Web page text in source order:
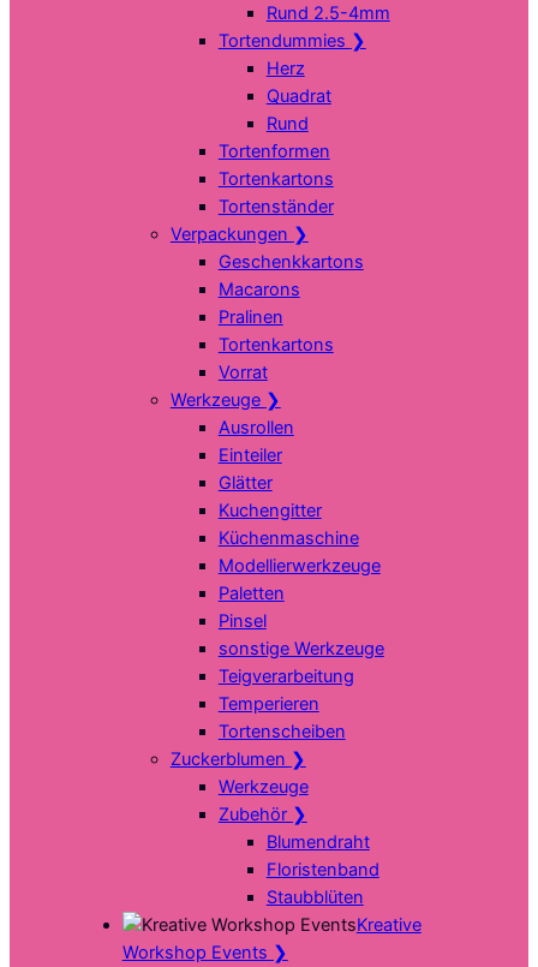
Rund 2.5-4mm
Tortendummies ❯
Herz
Quadrat
Rund
Tortenformen
Tortenkartons
Tortenständer
Verpackungen ❯
Geschenkkartons
Macarons
Pralinen
Tortenkartons
Vorrat
Werkzeuge ❯
Ausrollen
Einteiler
Glätter
Kuchengitter
Küchenmaschine
Modellierwerkzeuge
Paletten
Pinsel
sonstige Werkzeuge
Teigverarbeitung
Temperieren
Tortenscheiben
Zuckerblumen ❯
Werkzeuge
Zubehör ❯
Blumendraht
Floristenband
Staubblüten
Kreative
Workshop Events ❯